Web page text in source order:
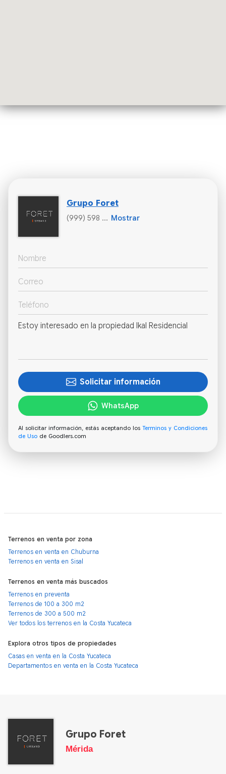
Grupo Foret
(999) 598 ... Mostrar
Solicitar información
WhatsApp
Al solicitar información, estás aceptando los Terminos y Condiciones
de Uso de Goodlers.com
Terrenos en venta por zona
Terrenos en venta en Chuburna
Terrenos en venta en Sisal
Terrenos en venta más buscados
Terrenos en preventa
Terrenos de 100 a 300 m2
Terrenos de 300 a 500 m2
Ver todos los terrenos en la Costa Yucateca
Explora otros tipos de propiedades
Casas en venta en la Costa Yucateca
Departamentos en venta en la Costa Yucateca
Grupo Foret
Mérida